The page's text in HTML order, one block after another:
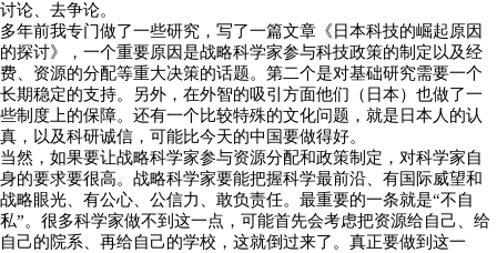
讨论、去争论。
多年前我专门做了一些研究，写了一篇文章《日本科技的崛起原因
的探讨》，一个重要原因是战略科学家参与科技政策的制定以及经
费、资源的分配等重大决策的话题。第二个是对基础研究需要一个
长期稳定的支持。另外，在外智的吸引方面他们（日本）也做了一
些制度上的保障。还有一个比较特殊的文化问题，就是日本人的认
真，以及科研诚信，可能比今天的中国要做得好。
当然，如果要让战略科学家参与资源分配和政策制定，对科学家自
身的要求要很高。战略科学家要能把握科学最前沿、有国际威望和
战略眼光、有公心、公信力、敢负责任。最重要的一条就是“不自
私”。很多科学家做不到这一点，可能首先会考虑把资源给自己、给
自己的院系、再给自己的学校，这就倒过来了。真正要做到这一